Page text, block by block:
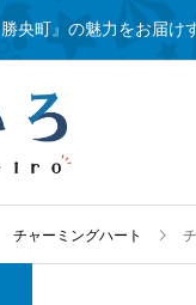
央町』の魅力をお届け
チャーミングハート